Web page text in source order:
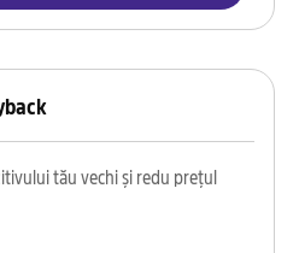
tău vechi și redu prețul